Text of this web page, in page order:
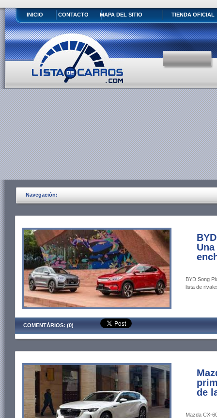
INICIO CONTACTO MAPA DEL SITIO TIENDA OFICIAL
Navegación:
BYD Song
lista de
COMENTÁRIOS: (0)
de
Mazda CX-